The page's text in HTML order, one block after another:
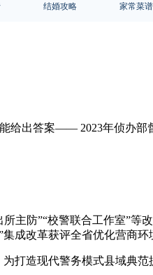
结婚攻略 家常菜谱
给出答案—— 2023年侦办
主防”“校警联合工作室”
集成改革获评全省优化营商
打造现代警务模式县域典范